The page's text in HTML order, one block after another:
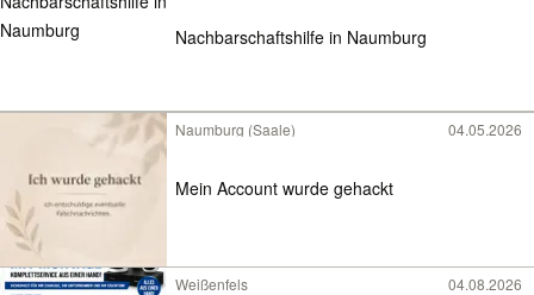
Nachbarschaftshilfe in Naumburg
Naumburg (Saale) 04.05.2026
Mein Account wurde gehackt
Weißenfels 04.08.2026